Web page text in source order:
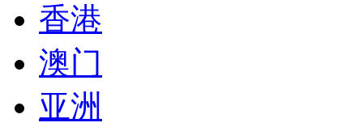
香港
澳门
亚洲